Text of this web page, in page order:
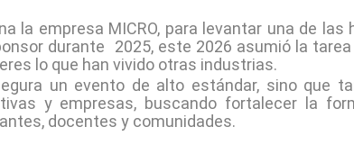
la empresa MICRO, para levantar una de las
durante 2025, este 2026 asumió la
lo que han vivido otras industrias.
un evento de alto estándar, sino que
y empresas, buscando fortalecer la
docentes y comunidades.